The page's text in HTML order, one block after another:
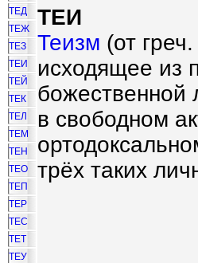
ТЕД
ТЕЖ
ТЕЗ
ТЕИ
ТЕЙ
ТЕК
ТЕЛ
ТЕМ
ТЕН
ТЕО
ТЕП
ТЕР
ТЕС
ТЕТ
ТЕУ
ТЕИ
Теизм (от
исходящее из
божественной
в свободном
трёх таких